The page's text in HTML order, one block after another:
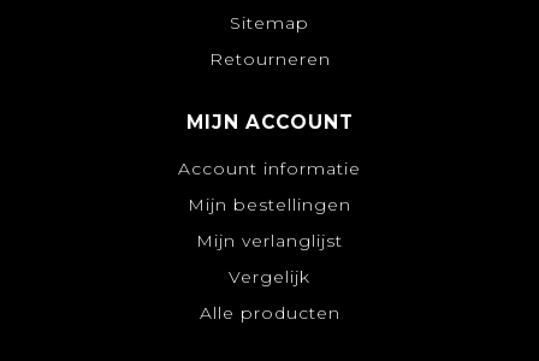
Sitemap
Retourneren
MIJN ACCOUNT
Account informatie
Mijn bestellingen
Mijn verlanglijst
Vergelijk
Alle producten